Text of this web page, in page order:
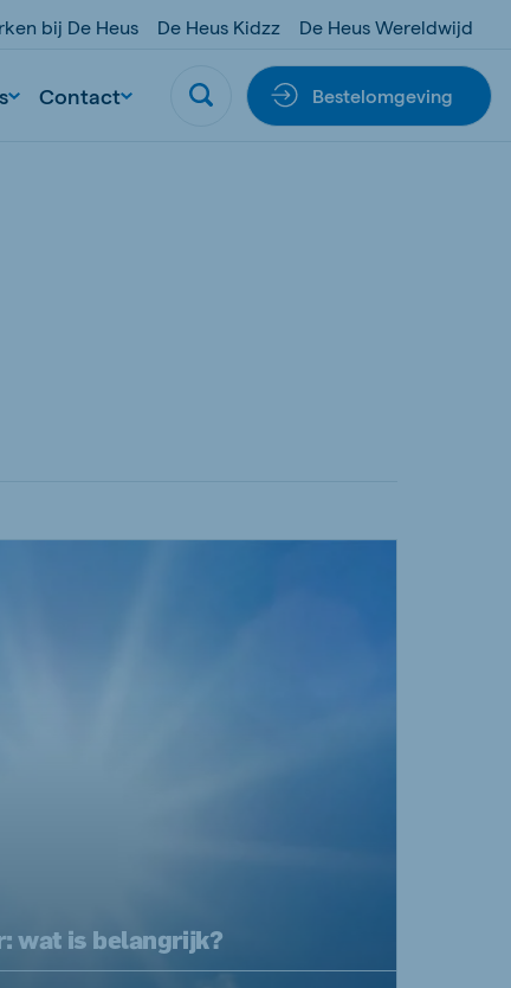
bij De Heus De Heus Kidzz De Heus Wereldwijd
Contact Bestelomgeving
wat is belangrijk?